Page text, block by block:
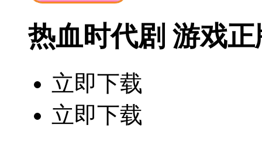
热血时代剧 游戏正
立即下载
立即下载